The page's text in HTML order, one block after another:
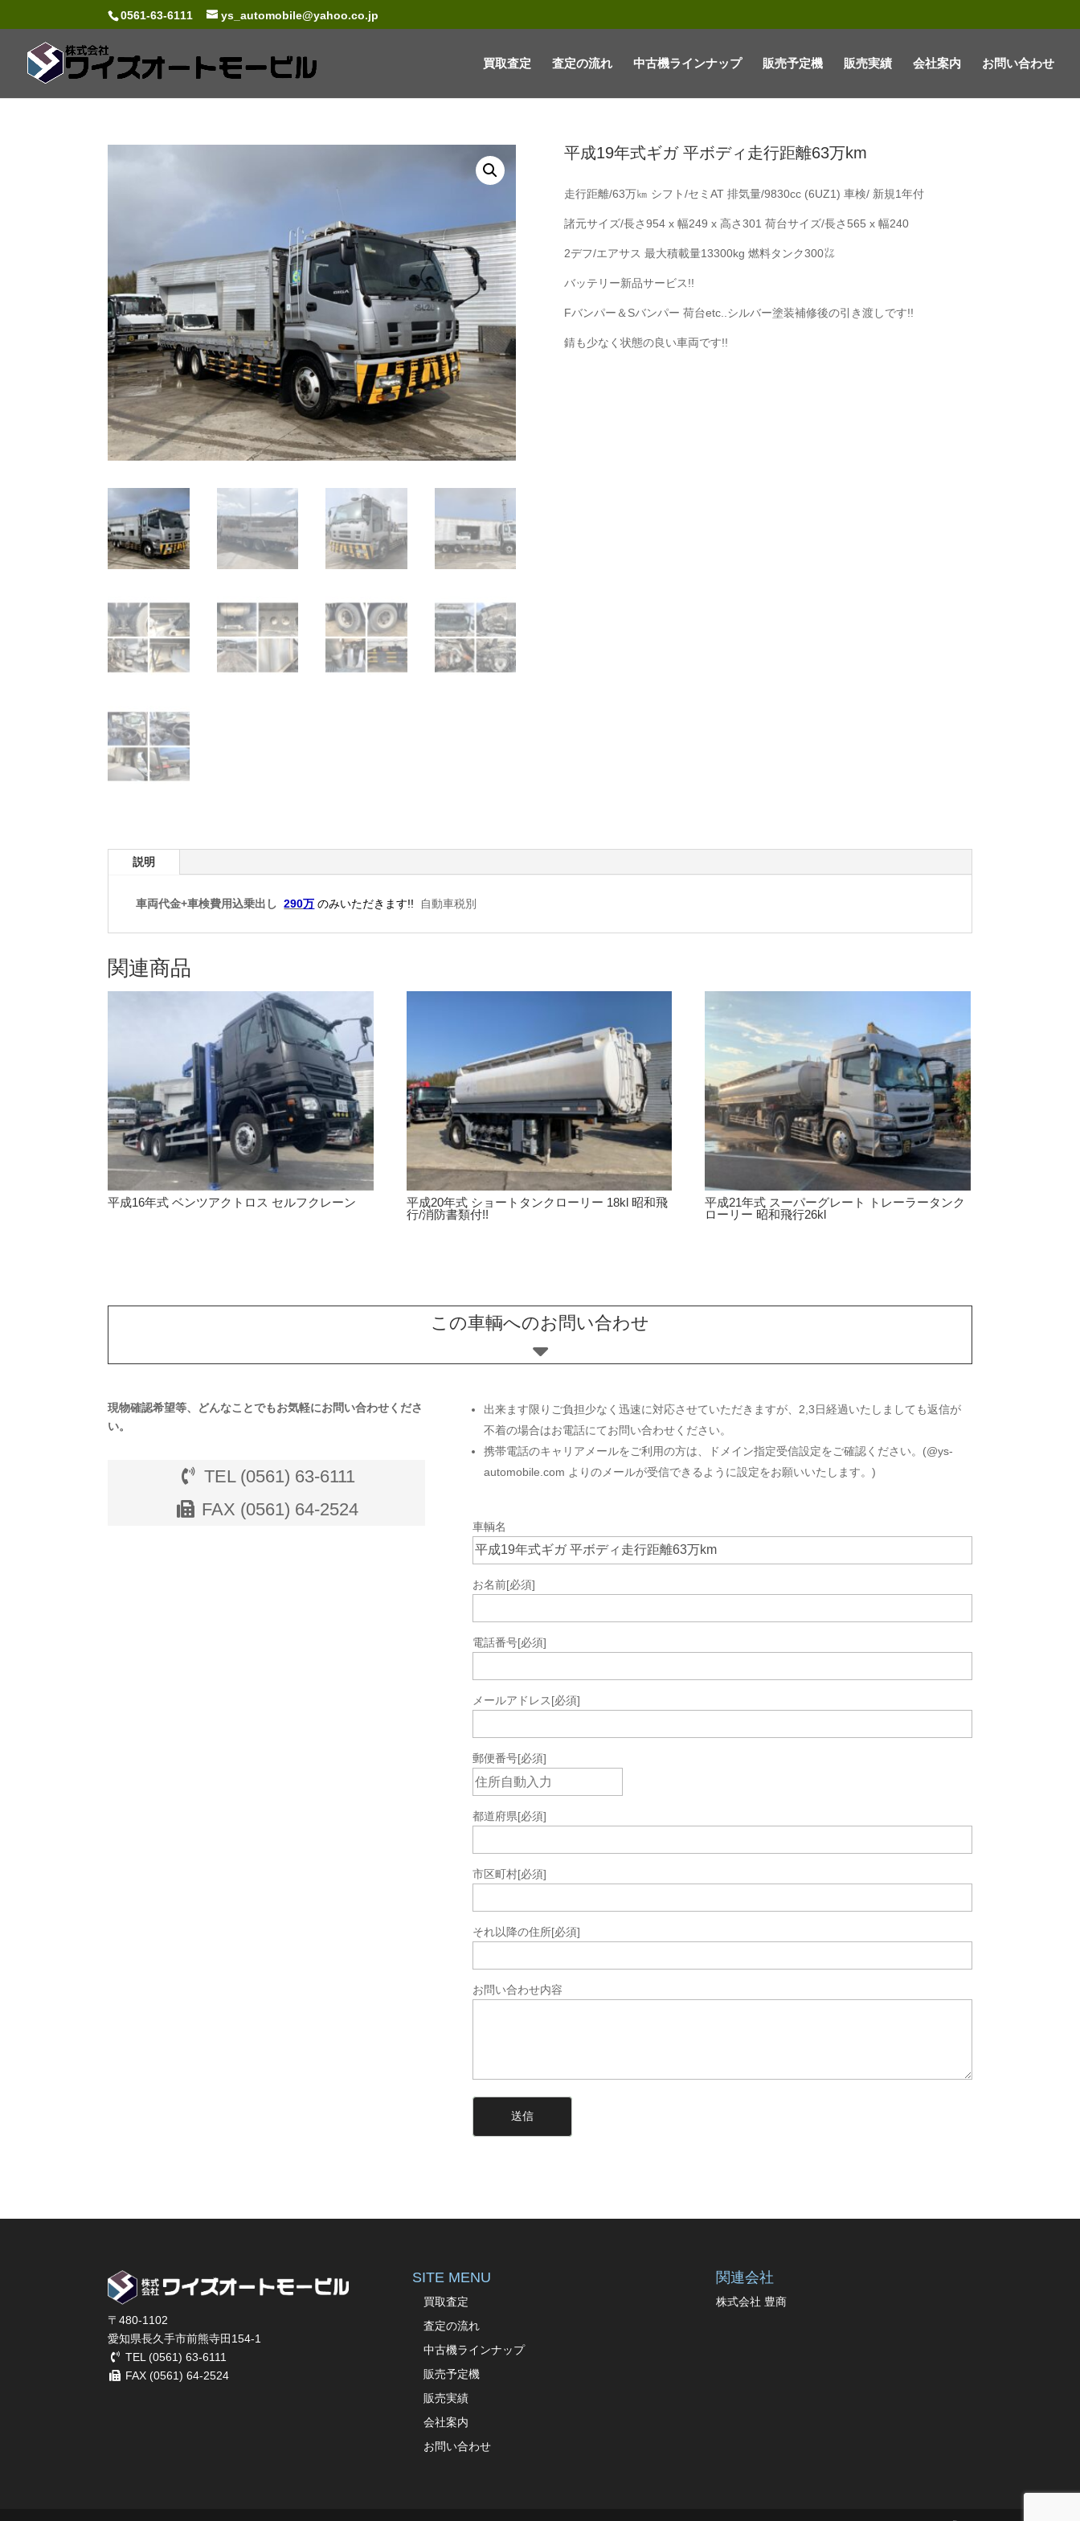
0561-63-6111 ys_automobile@yahoo.co.jp
買取査定 査定の流れ 中古機ラインナップ 販売予定機 販売実績 会社案内 お問い合わせ
平成19年式ギガ 平ボディ走行距離63万km
走行距離/63万㎞ シフト/セミAT 排気量/9830cc (6UZ1) 車検/ 新規1年付
諸元サイズ/長さ954 x 幅249 x 高さ301 荷台サイズ/長さ565 x 幅240
2デフ/エアサス 最大積載量13300kg 燃料タンク300㍑
バッテリー新品サービス!!
Fバンパー＆Sバンパー 荷台etc..シルバー塗装補修後の引き渡しです!!
錆も少なく状態の良い車両です!!
説明
車両代金+車検費用込乗出し 290万 のみいただきます!! 自動車税別
関連商品
平成16年式 ベンツアクトロス セルフクレーン
平成20年式 ショートタンクローリー 18kl 昭和飛
行/消防書類付!!
平成21年式 スーパーグレート トレーラータンク
ローリー 昭和飛行26kl
この車輌へのお問い合わせ
現物確認希望等、どんなことでもお気軽にお問い合わせくださ
い。
TEL (0561) 63-6111
FAX (0561) 64-2524
出来ます限りご負担少なく迅速に対応させていただきますが、2,3日経過いたしましても返信が
不着の場合はお電話にてお問い合わせください。
携帯電話のキャリアメールをご利用の方は、ドメイン指定受信設定をご確認ください。(@ys-
automobile.com よりのメールが受信できるように設定をお願いいたします。)
車輌名
お名前[必須]
電話番号[必須]
メールアドレス[必須]
郵便番号[必須]
都道府県[必須]
市区町村[必須]
それ以降の住所[必須]
お問い合わせ内容
〒480-1102
愛知県長久手市前熊寺田154-1
TEL (0561) 63-6111
FAX (0561) 64-2524
SITE MENU
買取査定
査定の流れ
中古機ラインナップ
販売予定機
販売実績
会社案内
お問い合わせ
関連会社
株式会社 豊商